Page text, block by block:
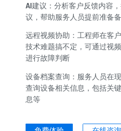
AI建议： 分析客户反馈内容
议，帮助服务人员提前准备
远程视频协助： 工程师在客
技术难题搞不定，可通过视
进行故障判断
设备档案查询： 服务人员在
查询设备相关信息，包括关
息等